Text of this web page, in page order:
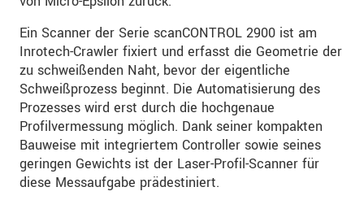
Ein Scanner der Serie scanCONTROL 2900 ist am
Inrotech-Crawler fixiert und erfasst die Geometrie der
zu schweißenden Naht, bevor der eigentliche
Schweißprozess beginnt. Die Automatisierung des
Prozesses wird erst durch die hochgenaue
Profilvermessung möglich. Dank seiner kompakten
Bauweise mit integriertem Controller sowie seines
geringen Gewichts ist der Laser-Profil-Scanner für
diese Messaufgabe prädestiniert.